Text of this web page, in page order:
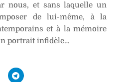
nous, et sans laquelle un
de lui-même, à la
et à la mémoire
portrait infidèle…